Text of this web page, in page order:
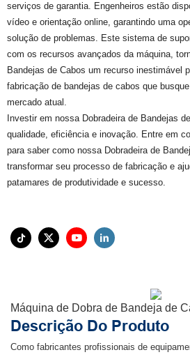
serviços de garantia. Engenheiros estão
vídeo e orientação online, garantindo uma
solução de problemas. Este sistema de
com os recursos avançados da máquina,
Bandejas de Cabos um recurso inestimável
fabricação de bandejas de cabos que
mercado atual.
Investir em nossa Dobradeira de Bandejas
qualidade, eficiência e inovação. Entre em
para saber como nossa Dobradeira de
transformar seu processo de fabricação e
patamares de produtividade e sucesso.
Máquina de Dobra de Bandeja de
Descrição Do Produto
Como fabricantes profissionais de